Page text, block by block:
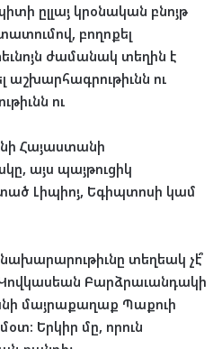
ըլլայ կրօնական բնոյթ
բողոքել
ժամանակ տեղին է
աշխարհագրութիւնն ու
ու
Հայաստանի
այս պայթուցիկ
Լիպիոյ, Եգիպտոսի կամ
տեղեակ չէ՞
Բարձրաւանդակի
մայրաքաղաք Պաքուի
Երկիր մը, որուն